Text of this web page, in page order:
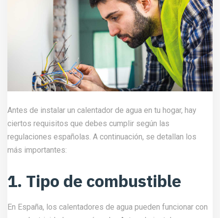
Antes de instalar un calentador de agua en tu hogar, hay
ciertos requisitos que debes cumplir según las
regulaciones españolas. A continuación, se detallan los
más importantes:
1. Tipo de combustible
En España, los calentadores de agua pueden funcionar con